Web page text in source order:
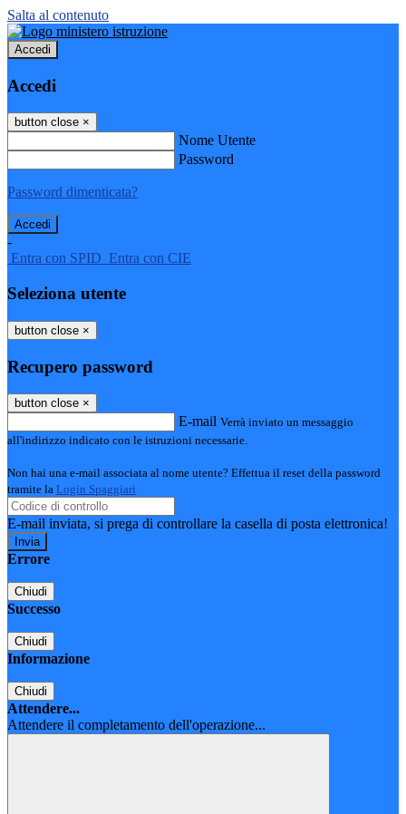
Salta al contenuto
Accedi
Accedi
button close ×
Nome Utente
Password
Password dimenticata?
-
Entra con SPID Entra con CIE
Seleziona utente
button close ×
Recupero password
button close ×
E-mail Verrà inviato un messaggio
all'indirizzo indicato con le istruzioni necessarie.
Non hai una e-mail associata al nome utente? Effettua il reset della password
tramite la Login Spaggiari
E-mail inviata, si prega di controllare la casella di posta elettronica!
Errore
Chiudi
Successo
Chiudi
Informazione
Chiudi
Attendere...
Attendere il completamento dell'operazione...